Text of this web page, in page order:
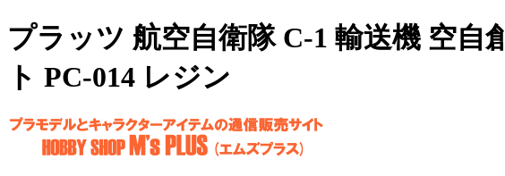
プラッツ 航空自衛隊 C-1 輸送機 空自
ト PC-014 レジン